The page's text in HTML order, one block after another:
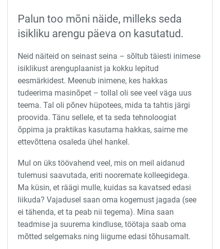
Palun too mõni näide, milleks seda
isikliku arengu päeva on kasutatud.
Neid näiteid on seinast seina – sõltub täiesti inimese
isiklikust arenguplaanist ja kokku lepitud
eesmärkidest. Meenub inimene, kes hakkas
tudeerima masinõpet – tollal oli see veel väga uus
teema. Tal oli põnev hüpotees, mida ta tahtis järgi
proovida. Tänu sellele, et ta seda tehnoloogiat
õppima ja praktikas kasutama hakkas, saime me
ettevõttena osaleda ühel hankel.
Mul on üks töövahend veel, mis on meil aidanud
tulemusi saavutada, eriti nooremate kolleegidega.
Ma küsin, et räägi mulle, kuidas sa kavatsed edasi
liikuda? Vajadusel saan oma kogemust jagada (see
ei tähenda, et ta peab nii tegema). Mina saan
teadmise ja suurema kindluse, töötaja saab oma
mõtted selgemaks ning liigume edasi tõhusamalt.